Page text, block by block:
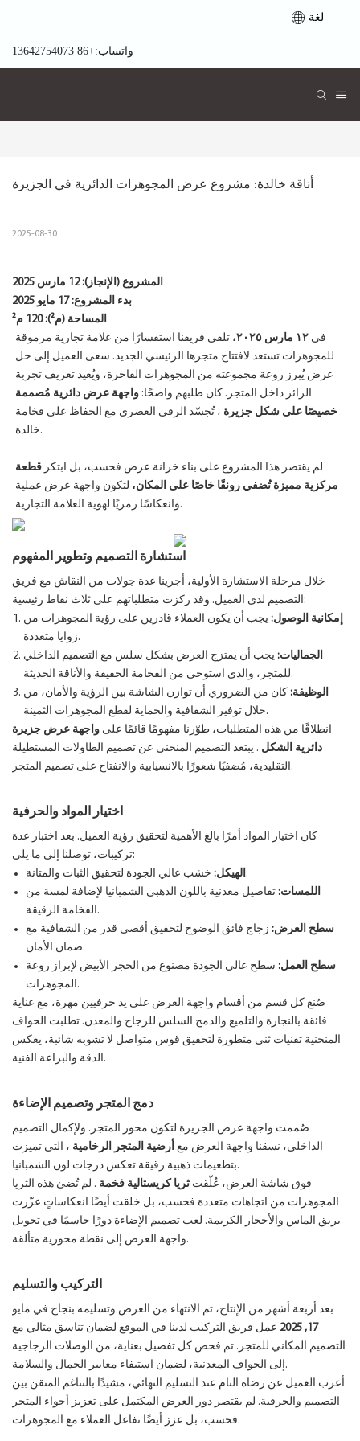
لغة
واتساب:+86 13642754073
أناقة خالدة: مشروع عرض المجوهرات الدائرية في الجزيرة
2025-08-30
المشروع (الإنجاز): 12 مارس 2025
بدء المشروع: 17 مايو 2025
المساحة (م²): 120 م²
في ١٢ مارس ٢٠٢٥،
تلقى فريقنا استفسارًا من علامة تجارية مرموقة
للمجوهرات تستعد لافتتاح متجرها الرئيسي الجديد. سعى العميل إلى حل
عرض يُبرز روعة مجموعته من المجوهرات الفاخرة، ويُعيد تعريف تجربة
الزائر داخل المتجر. كان طلبهم واضحًا: واجهة عرض دائرية مُصممة
خصيصًا على شكل جزيرة ، تُجسّد الرقي العصري مع الحفاظ على فخامة
خالدة.
لم يقتصر هذا المشروع على بناء خزانة عرض فحسب، بل ابتكر قطعة
مركزية مميزة تُضفي رونقًا خاصًا على المكان، لتكون واجهة عرض عملية
وانعكاسًا رمزيًا لهوية العلامة التجارية.
استشارة التصميم وتطوير المفهوم
خلال مرحلة الاستشارة الأولية، أجرينا عدة جولات من النقاش مع فريق
التصميم لدى العميل. وقد ركزت متطلباتهم على ثلاث نقاط رئيسية:
إمكانية الوصول: يجب أن يكون العملاء قادرين على رؤية المجوهرات من
زوايا متعددة.
الجماليات: يجب أن يمتزج العرض بشكل سلس مع التصميم الداخلي
للمتجر، والذي استوحي من الفخامة الخفيفة والأناقة الحديثة.
الوظيفة: كان من الضروري أن توازن الشاشة بين الرؤية والأمان، من
خلال توفير الشفافية والحماية لقطع المجوهرات الثمينة.
انطلاقًا من هذه المتطلبات، طوّرنا مفهومًا قائمًا على واجهة عرض جزيرة
دائرية الشكل . يبتعد التصميم المنحني عن تصميم الطاولات المستطيلة
التقليدية، مُضفيًا شعورًا بالانسيابية والانفتاح على تصميم المتجر.
اختيار المواد والحرفية
كان اختيار المواد أمرًا بالغ الأهمية لتحقيق رؤية العميل. بعد اختبار عدة
تركيبات، توصلنا إلى ما يلي:
الهيكل:خشب عالي الجودة لتحقيق الثبات والمتانة.
اللمسات: تفاصيل معدنية باللون الذهبي الشمبانيا لإضافة لمسة من
الفخامة الرقيقة.
سطح العرض: زجاج فائق الوضوح لتحقيق أقصى قدر من الشفافية مع
ضمان الأمان.
سطح العمل: سطح عالي الجودة مصنوع من الحجر الأبيض لإبراز روعة
المجوهرات.
صُنع كل قسم من أقسام واجهة العرض على يد حرفيين مهرة، مع عناية
فائقة بالنجارة والتلميع والدمج السلس للزجاج والمعدن. تطلبت الحواف
المنحنية تقنيات ثني متطورة لتحقيق قوس متواصل لا تشوبه شائبة، يعكس
الدقة والبراعة الفنية.
دمج المتجر وتصميم الإضاءة
صُممت واجهة عرض الجزيرة لتكون محور المتجر. ولإكمال التصميم
الداخلي، نسقنا واجهة العرض مع أرضية المتجر الرخامية ، التي تميزت
بتطعيمات ذهبية رقيقة تعكس درجات لون الشمبانيا.
فوق شاشة العرض، عُلّقت ثريا كريستالية فخمة . لم تُضئ هذه الثريا
المجوهرات من اتجاهات متعددة فحسب، بل خلقت أيضًا انعكاساتٍ عزّزت
بريق الماس والأحجار الكريمة. لعب تصميم الإضاءة دورًا حاسمًا في تحويل
واجهة العرض إلى نقطة محورية متألقة.
التركيب والتسليم
بعد أربعة أشهر من الإنتاج، تم الانتهاء من العرض وتسليمه بنجاح في مايو
17, 2025
عمل فريق التركيب لدينا في الموقع لضمان تناسق مثالي مع
التصميم المكاني للمتجر. تم فحص كل تفصيل بعناية، من الوصلات الزجاجية
إلى الحواف المعدنية، لضمان استيفاء معايير الجمال والسلامة.
أعرب العميل عن رضاه التام عند التسليم النهائي، مشيدًا بالتناغم المتقن بين
التصميم والحرفية. لم يقتصر دور العرض المكتمل على تعزيز أجواء المتجر
فحسب، بل عزز أيضًا تفاعل العملاء مع المجوهرات.